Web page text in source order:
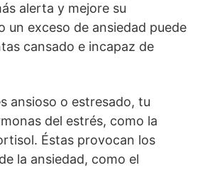
alerta y mejore su
un exceso de ansiedad puede
cansado e incapaz de
ansioso o estresado, tu
del estrés, como la
Éstas provocan los
la ansiedad, como el